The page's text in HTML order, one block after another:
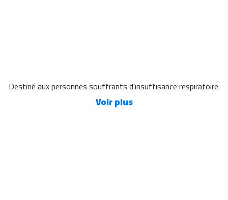
Destiné aux personnes souffrants d’insuffisance respiratoire.
Voir plus